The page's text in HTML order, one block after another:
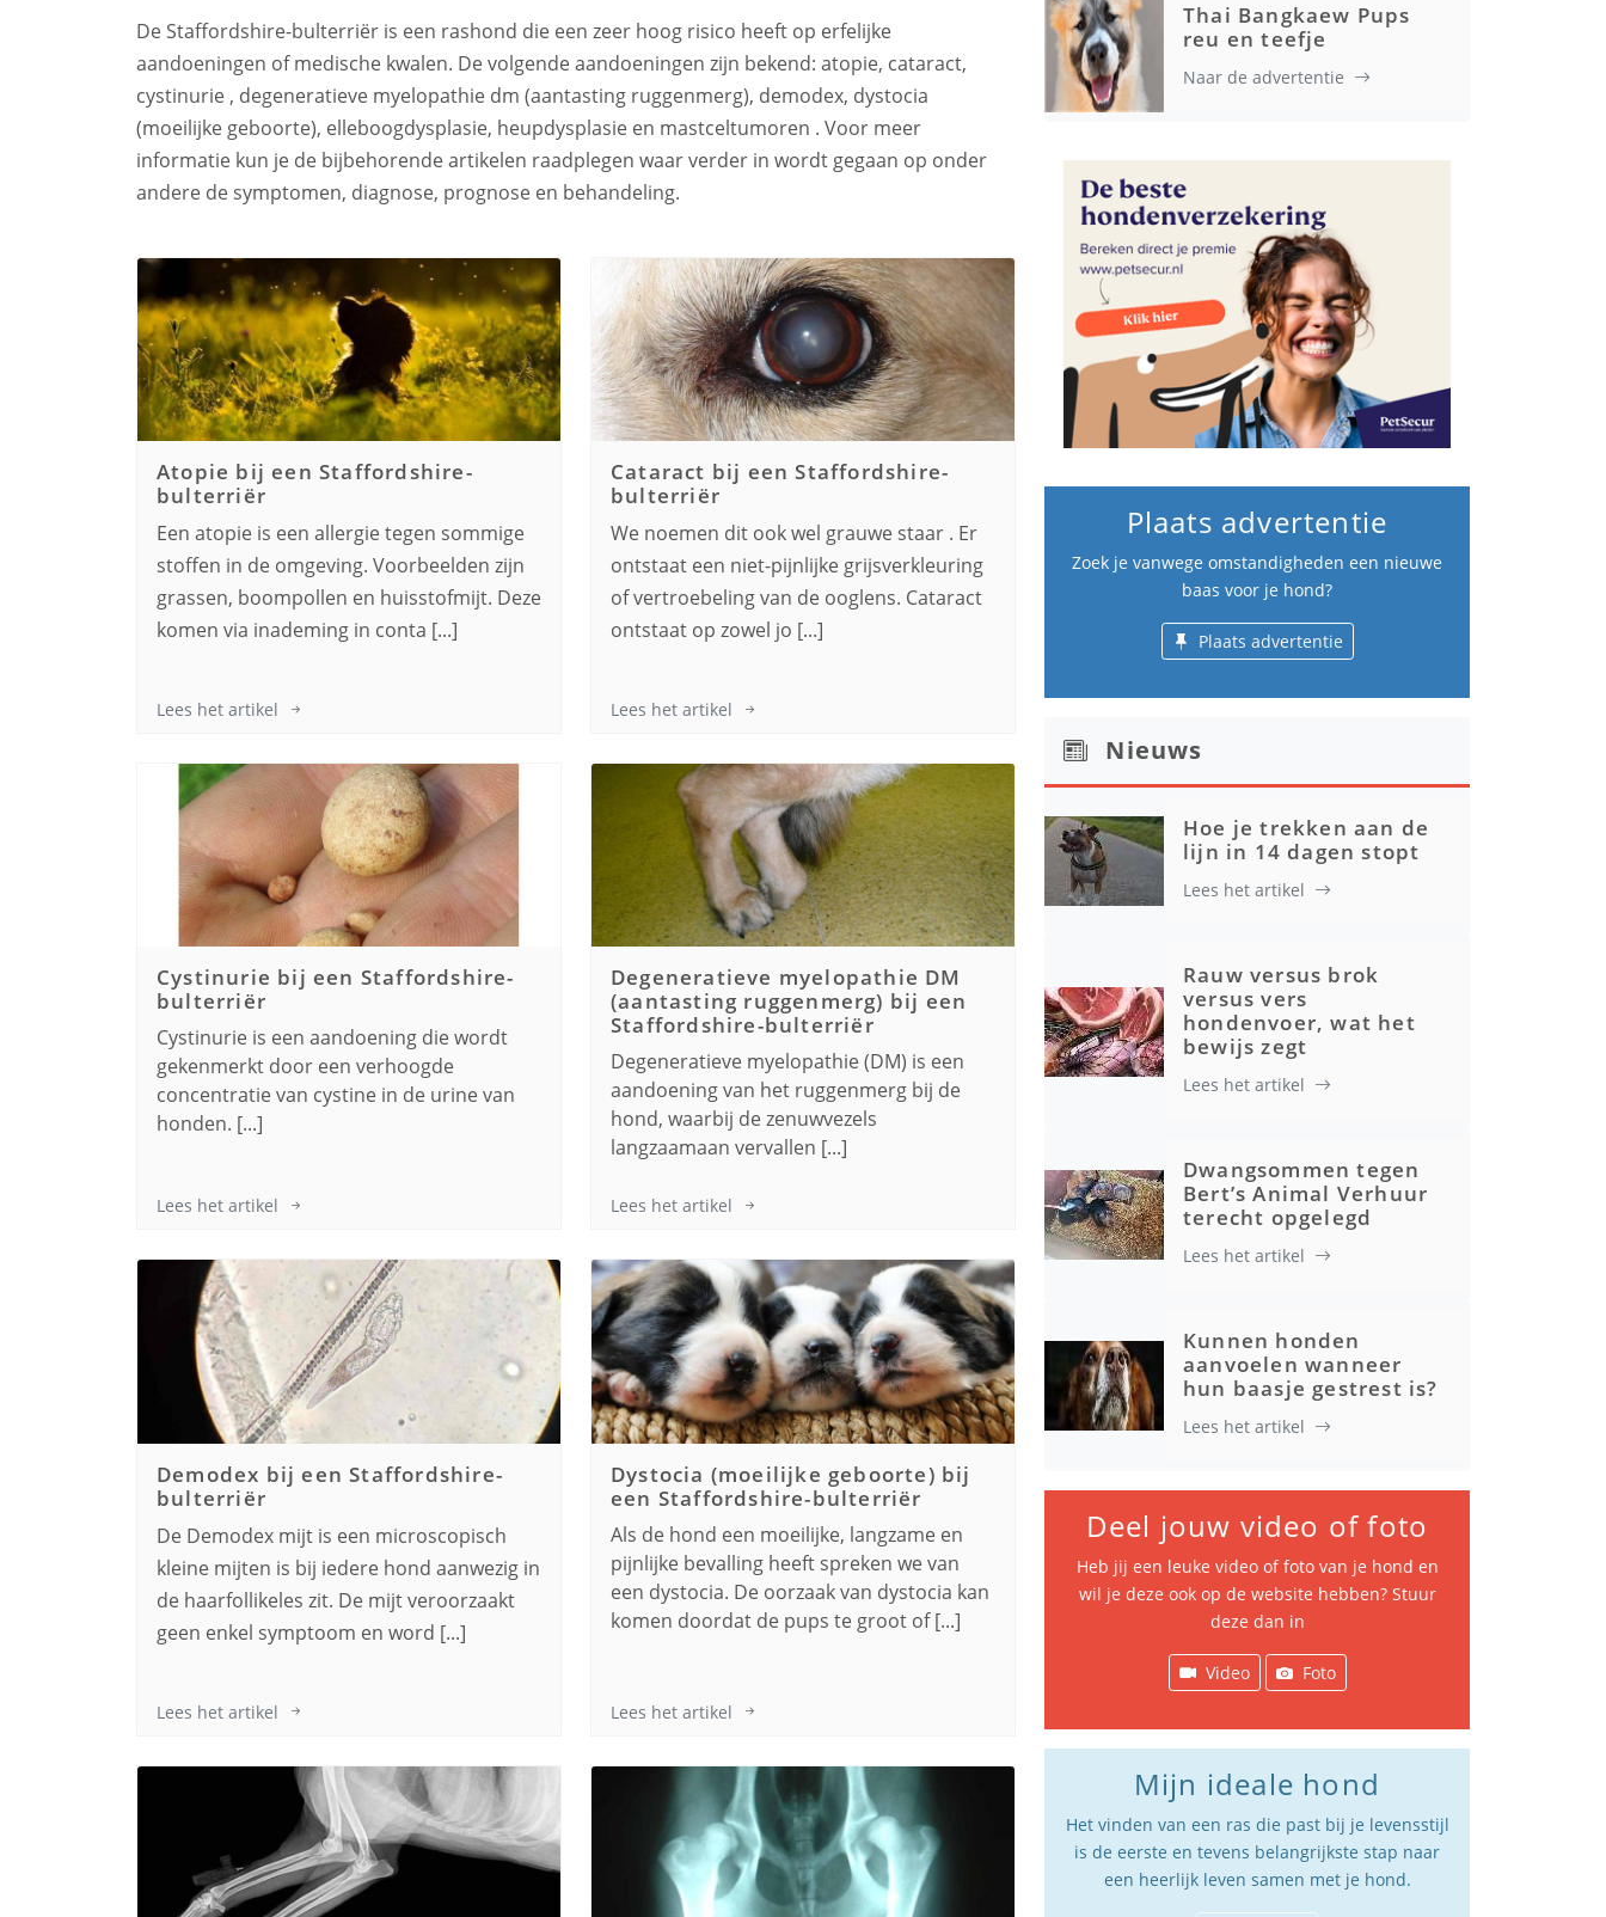
De Staffordshire-bulterriër is een rashond die een zeer hoog risico heeft op erfelijke
aandoeningen of medische kwalen. De volgende aandoeningen zijn bekend: atopie, cataract,
cystinurie , degeneratieve myelopathie dm (aantasting ruggenmerg), demodex, dystocia
(moeilijke geboorte), elleboogdysplasie, heupdysplasie en mastceltumoren . Voor meer
informatie kun je de bijbehorende artikelen raadplegen waar verder in wordt gegaan op onder
andere de symptomen, diagnose, prognose en behandeling.
Atopie bij een Staffordshire-
bulterriër
Een atopie is een allergie tegen sommige
stoffen in de omgeving. Voorbeelden zijn
grassen, boompollen en huisstofmijt. Deze
komen via inademing in conta [...]
Lees het artikel
Cataract bij eenStaffordshire-
bulterriër
We noemen dit ook wel grauwe staar . Er
ontstaat een niet-pijnlijke grijsverkleuring
of vertroebeling van de ooglens. Cataract
ontstaat op zowel jo [...]
Lees het artikel
Cystinurie bij een Staffordshire-
bulterriër
Cystinurie is een aandoening die wordt
gekenmerkt door een verhoogde
concentratie van cystine in de urine van
honden. [...]
Lees het artikel
Degeneratieve myelopathie DM
(aantasting ruggenmerg) bij een
Staffordshire-bulterriër
Degeneratieve myelopathie (DM) is een
aandoening van het ruggenmerg bij de
hond, waarbij de zenuwvezels
langzaamaan vervallen [...]
Lees het artikel
Demodex bij eenStaffordshire-
bulterriër
De Demodex mijt is een microscopisch
kleine mijten is bij iedere hond aanwezig in
de haarfollikeles zit. De mijt veroorzaakt
geen enkel symptoom en word [...]
Lees het artikel
Dystocia (moeilijke geboorte) bij
een Staffordshire-bulterriër
Als de hond een moeilijke, langzame en
pijnlijke bevalling heeft spreken we van
een dystocia. De oorzaak van dystocia kan
komen doordat de pups te groot of [...]
Lees het artikel
Thai Bangkaew Pups
reu en teefje
Naar de advertentie
Plaats advertentie
Zoek je vanwege omstandigheden een nieuwe
baas voor je hond?
Plaats advertentie
Nieuws
Hoe je trekken aan de
lijn in 14 dagen stopt
Lees het artikel
Rauw versus brok
versus vers
hondenvoer, wat het
bewijs zegt
Lees het artikel
Dwangsommen tegen
Bert’s Animal Verhuur
terecht opgelegd
Lees het artikel
Kunnen honden
aanvoelen wanneer
hun baasje gestrest is?
Lees het artikel
Deel jouw video of foto
Heb jij een leuke video of foto van je hond en
wil je deze ook op de website hebben? Stuur
deze dan in
Video Foto
Mijn ideale hond
Het vinden van een ras die past bij je levensstijl
is de eerste en tevens belangrijkste stap naar
een heerlijk leven samen met je hond.